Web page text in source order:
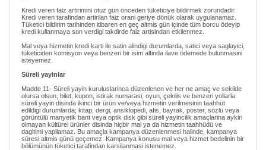
Kredi veren faiz artirimini otuz gün önceden tüketiciye bildirmek zorundadir.
Kredi veren tarafindan artirilan faiz orani geriye dönük olarak uygulanamaz.
Tüketici bildirim tarihinden itibaren en geç altmis gün içinde tüm borcu ödeyip
kredi kullanmaya son verdigi takdirde faiz artisindan etkilenmez.
Mal veya hizmetin kredi karti ile satin alindigi durumlarda, satici veya saglayici,
tüketiciden komisyon veya benzeri bir isim altinda ilave ödemede bulunmasini
isteyemez.
Süreli yayinlar
Madde 11- Süreli yayin kuruluslarinca düzenlenen ve her ne amaç ve sekilde
olursa olsun, bilet, kupon, istirak numarasi, oyun, çekilis ve benzeri yollarla
süreli yayin disinda ikinci bir ürün ve/veya hizmetin verilmesinin taahhüt
edildigi durumlarda; kitap, dergi, ansiklopedi, afis, bayrak, poster, sözlü veya
görüntülü manyetik bant veya optik disk gibi süreli yayincilik amaçlarina aykiri
olmayan kültürel ürünler disinda hiçbir mal ya da hizmetin taahhüdü ve
dagitimi yapilamaz. Bu amaçla kampanya düzenlenmesi halinde, kampanya
süresi altmis günü geçemez. Kampanya konusu mal veya hizmet bedelinin bir
bölümünün tüketici tarafindan karsilanmasi istenemez.